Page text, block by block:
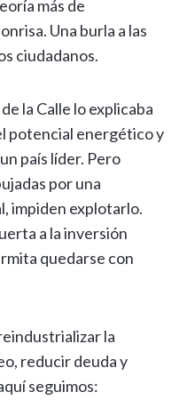
más de
Una burla a las
ciudadanos.
la Calle lo explicaba
potencial energético y
país líder. Pero
por una
impiden explotarlo.
a la inversión
quedarse con
la
reducir deuda y
seguimos: